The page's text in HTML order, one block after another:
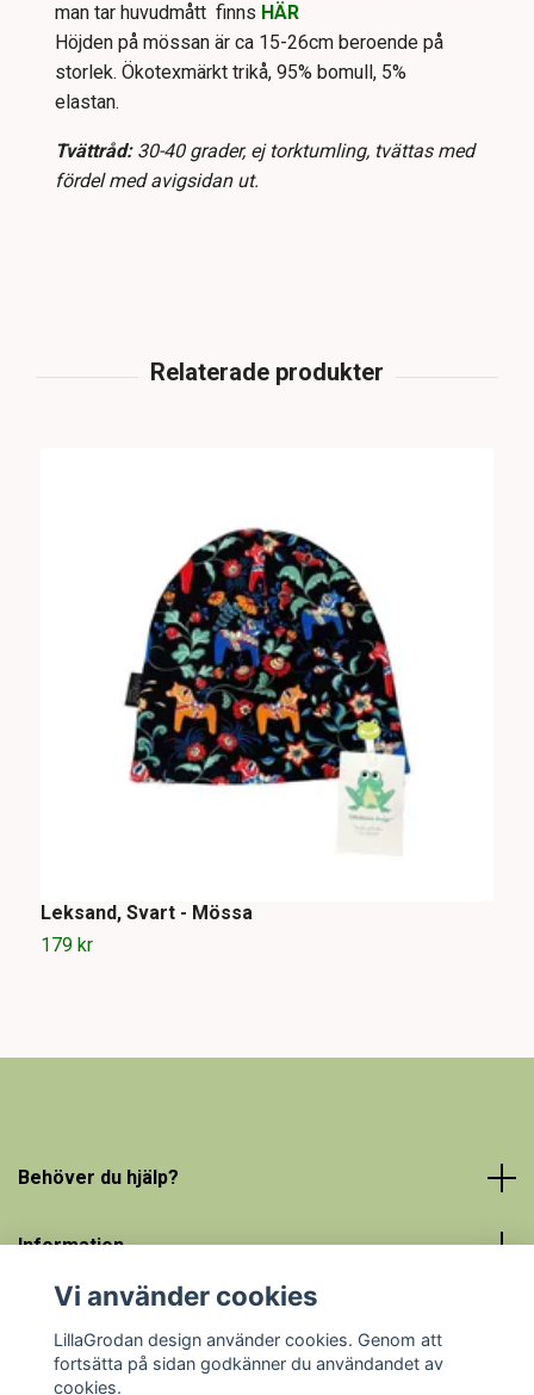
man tar huvudmått finns HÄR
Höjden på mössan är ca 15-26cm beroende på
storlek. Ökotexmärkt trikå, 95% bomull, 5%
elastan.
Tvättråd:30-40 grader, ej torktumling, tvättas med
fördel med avigsidan ut.
Leksand, Svart - Mössa
179 kr
Behöver du hjälp?
Information
Sociala medier
Vi använder cookies
LillaGrodan design använder cookies. Genom att
fortsätta på sidan godkänner du användandet av
cookies.